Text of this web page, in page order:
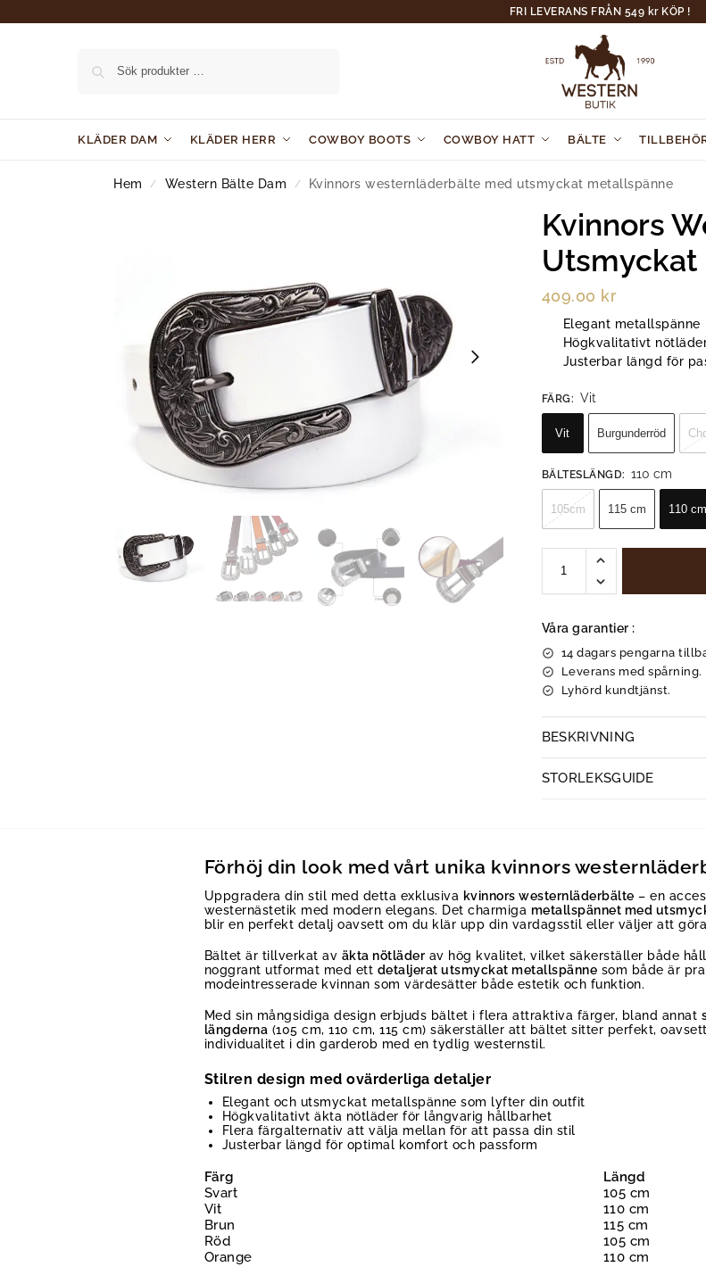
FRI LEVERANS FRÅN 549 kr KÖP !
KLÄDER DAM KLÄDER HERR COWBOY BOOTS COWBOY HATT BÄLTE
Hem / Western Bälte Dam / Kvinnors westernläderbälte med utsmyckat metallspänne
Kvinnors
Utsmyckat
409.00 kr
Elegant metallspänne
Högkvalitativt
Justerbar längd för
FÄRG: Vit
Vit Burgunderröd
BÄLTESLÄNGD: 110 cm
105cm 115 cm 110 cm
Våra garantier :
14 dagars pengarna
Leverans med spårning.
Lyhörd kundtjänst.
BESKRIVNING
STORLEKSGUIDE
Förhöj din look med vårt unika kvinnors
Uppgradera din stil med detta exklusiva kvinnors westernläderbälte – en
westernästetik med modern elegans. Det charmiga metallspännet med
blir en perfekt detalj oavsett om du klär upp din vardagsstil eller väljer att
Bältet är tillverkat av äkta nötläder av hög kvalitet, vilket säkerställer både
noggrant utformat med ett detaljerat utsmyckat metallspänne som både är
modeintresserade kvinnan som värdesätter både estetik och funktion.
Med sin mångsidiga design erbjuds bältet i flera attraktiva färger, bland annat
längderna (105 cm, 110 cm, 115 cm) säkerställer att bältet sitter perfekt,
individualitet i din garderob med en tydlig westernstil.
Stilren design med ovärderliga detaljer
Elegant och utsmyckat metallspänne som lyfter din outfit
Högkvalitativt äkta nötläder för långvarig hållbarhet
Flera färgalternativ att välja mellan för att passa din stil
Justerbar längd för optimal komfort och passform
Färg
Längd
Svart
105 cm
Vit
110 cm
Brun
115 cm
Röd
105 cm
Orange
110 cm